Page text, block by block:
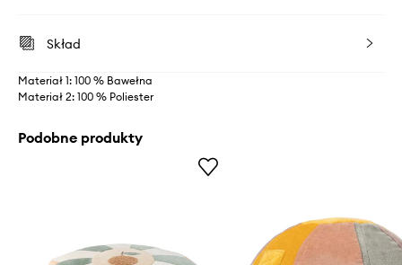
Skład
Materiał 1: 100 % Bawełna
Materiał 2: 100 % Poliester
Podobne produkty